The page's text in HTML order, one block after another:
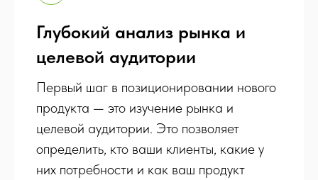
Глубокий анализ рынка и
целевой аудитории
Первый шаг в позиционировании нового
продукта — это изучение рынка и
целевой аудитории. Это позволяет
определить, кто ваши клиенты, какие у
них потребности и как ваш продукт